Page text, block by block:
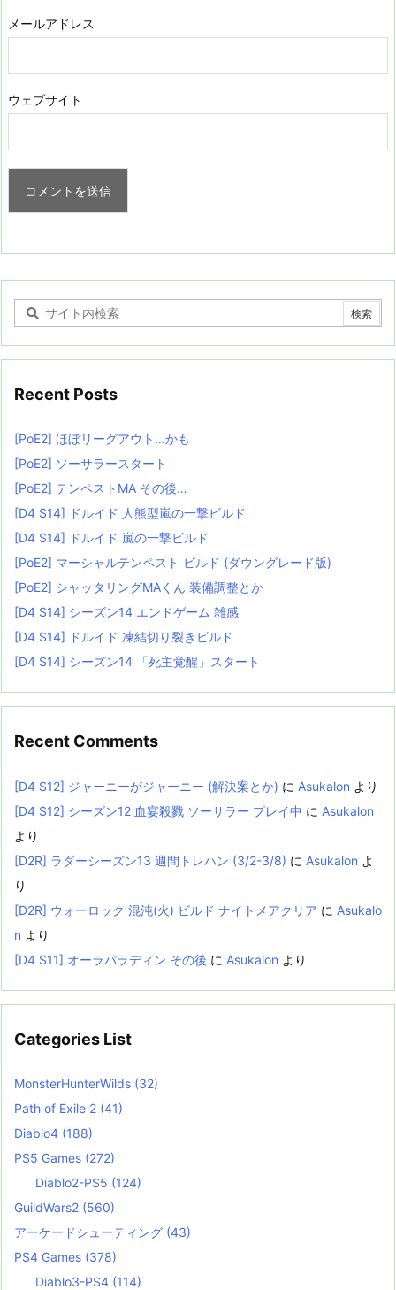
メールアドレス
ウェブサイト
Recent Posts
[PoE2] ほぼリーグアウト…かも
[PoE2] ソーサラースタート
[PoE2] テンペストMA その後…
[D4 S14] ドルイド 人熊型嵐の一撃ビルド
[D4 S14] ドルイド 嵐の一撃ビルド
[PoE2] マーシャルテンペスト ビルド (ダウングレード版)
[PoE2] シャッタリングMAくん 装備調整とか
[D4 S14] シーズン14 エンドゲーム 雑感
[D4 S14] ドルイド 凍結切り裂きビルド
[D4 S14] シーズン14 「死主覚醒」スタート
Recent Comments
[D4 S12] ジャーニーがジャーニー (解決案とか) に Asukalon より
[D4 S12] シーズン12 血宴殺戮 ソーサラー プレイ中 に Asukalon
より
[D2R] ラダーシーズン13 週間トレハン (3/2-3/8) に Asukalon よ
り
[D2R] ウォーロック 混沌(火) ビルド ナイトメアクリア に Asukalo
n より
[D4 S11] オーラパラディン その後 に Asukalon より
Categories List
MonsterHunterWilds (32)
Path of Exile 2 (41)
Diablo4 (188)
PS5 Games (272)
Diablo2-PS5 (124)
GuildWars2 (560)
アーケードシューティング (43)
PS4 Games (378)
Diablo3-PS4 (114)